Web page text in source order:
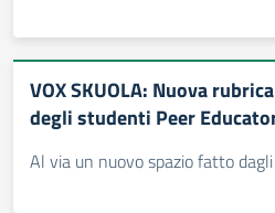
VOX SKUOLA: Nuova
degli studenti Peer
Al via un nuovo spazio fatto